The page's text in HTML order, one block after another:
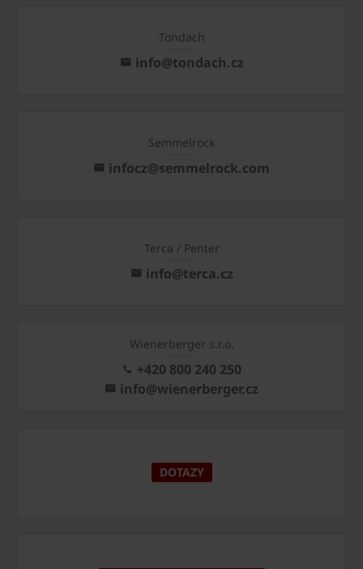
Tondach
info@tondach.cz
Semmelrock
infocz@semmelrock.com
Terca / Penter
info@terca.cz
Wienerberger s.r.o.
+420 800 240 250
info@wienerberger.cz
DOTAZY